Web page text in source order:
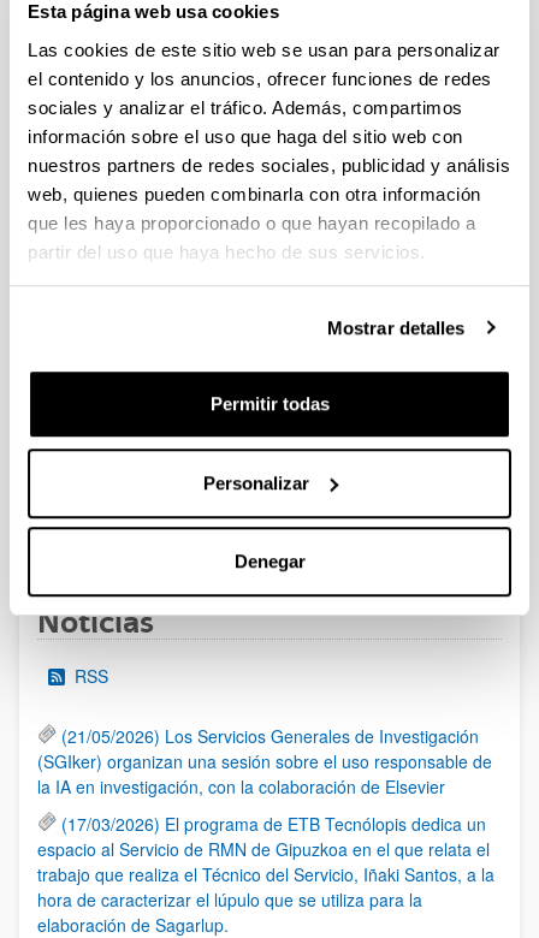
Esta página web usa cookies
Las cookies de este sitio web se usan para personalizar
el contenido y los anuncios, ofrecer funciones de redes
sociales y analizar el tráfico. Además, compartimos
información sobre el uso que haga del sitio web con
nuestros partners de redes sociales, publicidad y análisis
web, quienes pueden combinarla con otra información
que les haya proporcionado o que hayan recopilado a
partir del uso que haya hecho de sus servicios.
Mostrar detalles
Permitir todas
Personalizar
Denegar
admitidas que pasan a la fase de valoración
PIFG22/33: “Fotónica cuántica en fibras
microestructuradas”,
Plazo de presentación cerrado: 19/11/2022 - 13/12/2022 23:59
29/12/2022 Se ha publicado la propuesta de adjudicación
Convocatoria de ayudas para contratos predoctorales para
la formación de doctores: Programa FPI 2022
solicitudes finaliza el 26/01/2023 a las 14:00
Plazo de presentación cerrado: 05/11/2022 - 25/11/2022 23:59
16/12/2022- Se ha publicado la propuesta de adjudicación
1 ... 54 55 56 ... 95
Noticias
RSS
(21/05/2026) Los Servicios Generales de Investigación
(SGIker) organizan una sesión sobre el uso responsable de
la IA en investigación, con la colaboración de Elsevier
(17/03/2026) El programa de ETB Tecnólopis dedica un
espacio al Servicio de RMN de Gipuzkoa en el que relata el
trabajo que realiza el Técnico del Servicio, Iñaki Santos, a la
hora de caracterizar el lúpulo que se utiliza para la
elaboración de Sagarlup.